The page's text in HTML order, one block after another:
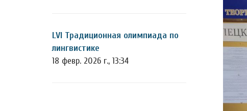
LVI Традиционная олимпиада по
лингвистике
18 февр. 2026 г., 13:34